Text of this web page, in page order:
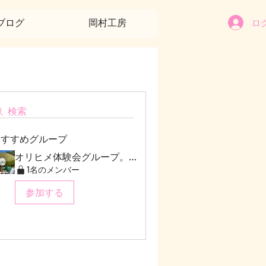
ログ 岡村工房 ロ
検索
すめグループ
オリヒメ体験会グループ。感想等お聞かせください
1名のメンバー
参加する